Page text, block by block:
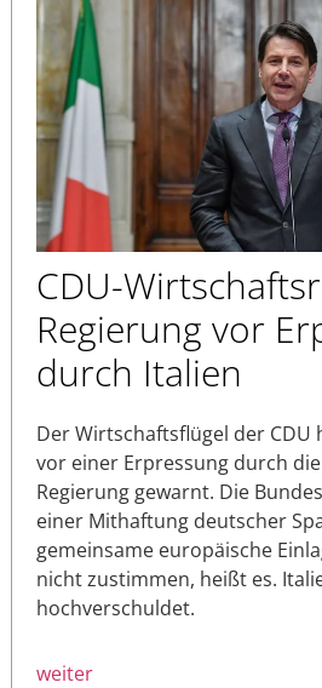
CDU-
Regierung vor
durch Italien
Der Wirtschaftsflügel der CDU
vor einer Erpressung durch
Regierung gewarnt. Die
einer Mithaftung deutscher
gemeinsame europäische
nicht zustimmen, heißt es.
hochverschuldet.
weiter